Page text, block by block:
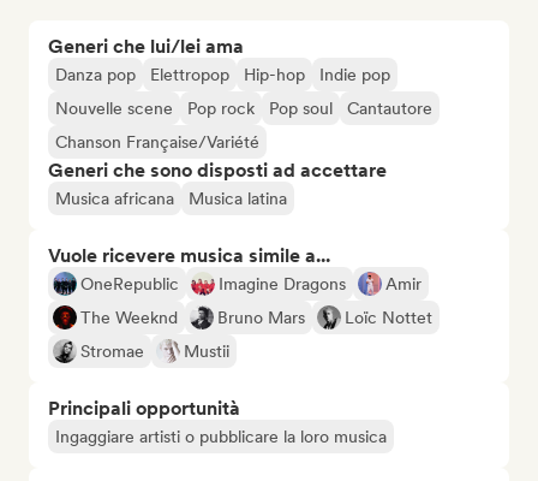
Generi che lui/lei ama
Danza pop Elettropop Hip-hop
Indie pop
Nouvelle scene
Pop rock Pop soul
Cantautore
Chanson Française/Variété
Generi che sono disposti ad accettare
Musica africana Musica latina
Vuole ricevere musica simile a...
OneRepublic Imagine Dragons
Amir
The Weeknd
Bruno Mars
Loïc Nottet
Stromae
Mustii
Principali opportunità
Ingaggiare artisti o pubblicare la loro musica